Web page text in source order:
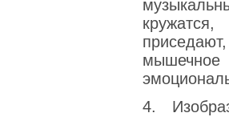
4.